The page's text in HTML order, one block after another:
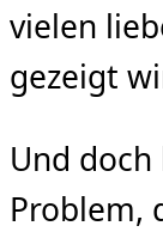
vielen
gezeigt
Und
Problem,